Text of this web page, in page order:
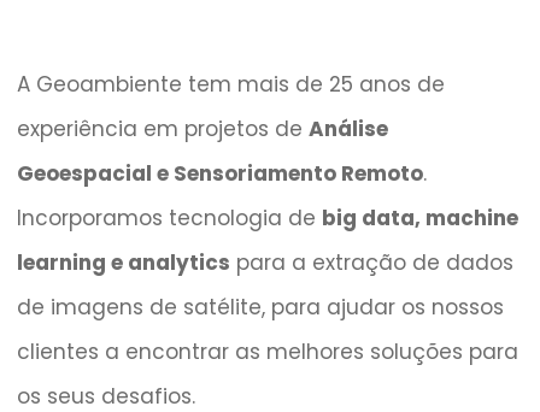
A Geoambiente tem mais de 25 anos de
experiência em projetos de Análise
Geoespacial e Sensoriamento Remoto.
Incorporamos tecnologia de big data, machine
learning e analytics para a extração de dados
de imagens de satélite, para ajudar os nossos
clientes a encontrar as melhores soluções para
os seus desafios.